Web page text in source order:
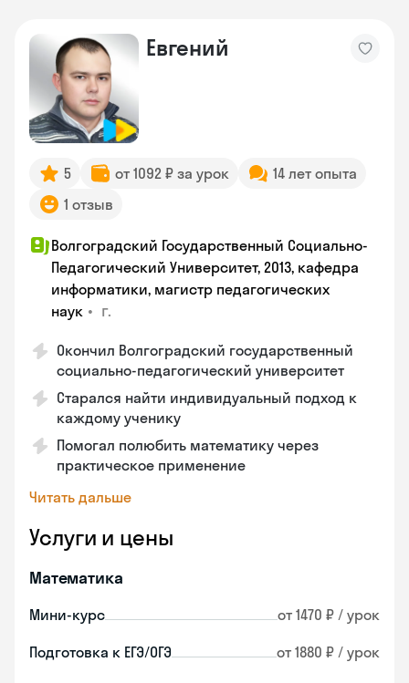
Евгений
5 от 1092 ₽ за урок
14 лет опыта
1 отзыв
Волгоградский Государственный Социально-
Педагогический Университет, 2013, кафедра
информатики, магистр педагогических
наук • г.
Окончил Волгоградский государственный
социально-педагогический университет
Старался найти индивидуальный подход к
каждому ученику
Помогал полюбить математику через
практическое применение
Читать дальше
Услуги и цены
Математика
Мини-курс от 1470 ₽ / урок
Подготовка к ЕГЭ/ОГЭ от 1880 ₽ / урок